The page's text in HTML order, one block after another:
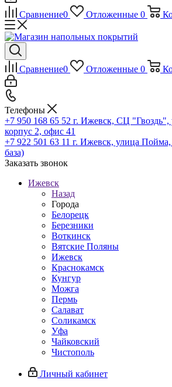
Сравнение0 Отложенные 0
Сравнение0 Отложенные 0
Телефоны
+7 950 168 65 52 г. Ижевск, СЦ "Гвоздь",
корпус 2, офис 41
+7 922 501 63 11 г. Ижевск, улица Пойма,
база)
Заказать звонок
Ижевск
Назад
Города
Белорецк
Березники
Воткинск
Вятские Поляны
Ижевск
Краснокамск
Кунгур
Можга
Пермь
Салават
Соликамск
Уфа
Чайковский
Чистополь
Личный кабинет